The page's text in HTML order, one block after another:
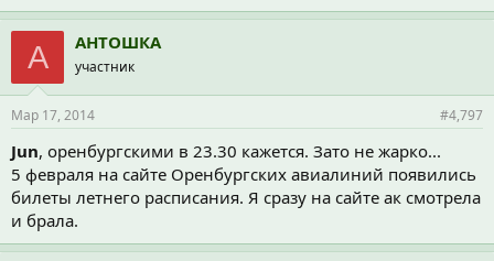
А АНТОШКА
участник
Мар 17, 2014 #4,797
Jun, оренбургскими в 23.30 кажется. Зато не жарко...
5 февраля на сайте Оренбургских авиалиний появились
билеты летнего расписания. Я сразу на сайте ак смотрела
и брала.